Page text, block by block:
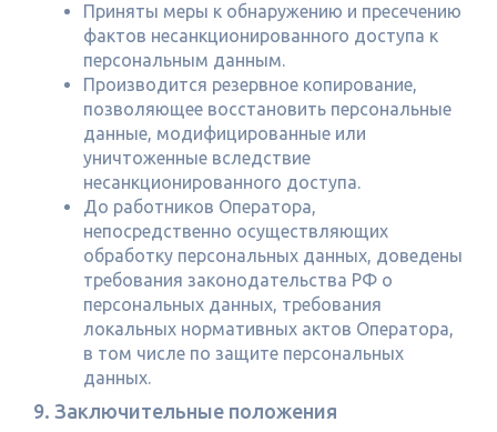
Приняты меры к обнаружению и пресечению
фактов несанкционированного доступа к
персональным данным.
Производится резервное копирование,
позволяющее восстановить персональные
данные, модифицированные или
уничтоженные вследствие
несанкционированного доступа.
До работников Оператора,
непосредственно осуществляющих
обработку персональных данных, доведены
требования законодательства РФ о
персональных данных, требования
локальных нормативных актов Оператора,
в том числе по защите персональных
данных.
9. Заключительные положения